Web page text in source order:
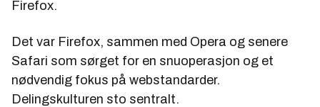
Firefox.
Det var Firefox, sammen med Opera og senere
Safari som sørget for en snuoperasjon og et
nødvendig fokus på webstandarder.
Delingskulturen sto sentralt.